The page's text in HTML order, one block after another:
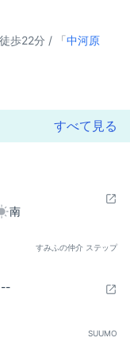
徒歩22分 / 「中河原
すべて見る
南
すみふの仲介 ステップ
--
SUUMO